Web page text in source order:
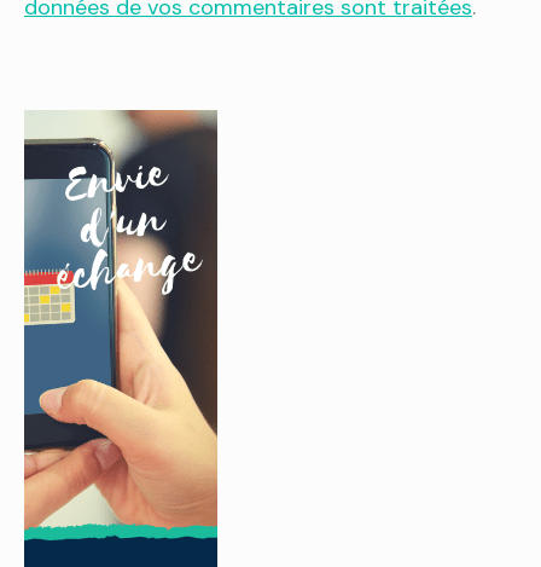
données de vos commentaires sont traitées.